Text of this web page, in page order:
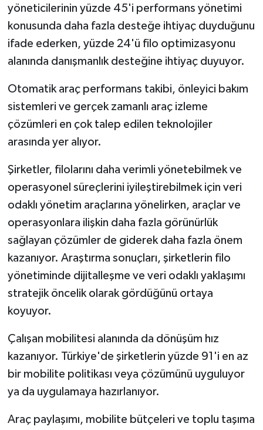
yöneticilerinin yüzde 45'i performans yönetimi
konusunda daha fazla desteğe ihtiyaç duyduğunu
ifade ederken, yüzde 24'ü filo optimizasyonu
alanında danışmanlık desteğine ihtiyaç duyuyor.
Otomatik araç performans takibi, önleyici bakım
sistemleri ve gerçek zamanlı araç izleme
çözümleri en çok talep edilen teknolojiler
arasında yer alıyor.
Şirketler, filolarını daha verimli yönetebilmek ve
operasyonel süreçlerini iyileştirebilmek için veri
odaklı yönetim araçlarına yönelirken, araçlar ve
operasyonlara ilişkin daha fazla görünürlük
sağlayan çözümler de giderek daha fazla önem
kazanıyor. Araştırma sonuçları, şirketlerin filo
yönetiminde dijitalleşme ve veri odaklı yaklaşımı
stratejik öncelik olarak gördüğünü ortaya
koyuyor.
Çalışan mobilitesi alanında da dönüşüm hız
kazanıyor. Türkiye'de şirketlerin yüzde 91'i en az
bir mobilite politikası veya çözümünü uyguluyor
ya da uygulamaya hazırlanıyor.
Araç paylaşımı, mobilite bütçeleri ve toplu taşıma